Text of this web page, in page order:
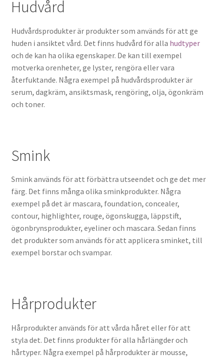
Hudvård
Hudvårdsprodukter är produkter som används för att ge
huden i ansiktet vård. Det finns hudvård för alla hudtyper
och de kan ha olika egenskaper. De kan till exempel
motverka orenheter, ge lyster, rengöra eller vara
återfuktande. Några exempel på hudvårdsprodukter är
serum, dagkräm, ansiktsmask, rengöring, olja, ögonkräm
och toner.
Smink
Smink används för att förbättra utseendet och ge det mer
färg. Det finns många olika sminkprodukter. Några
exempel på det är mascara, foundation, concealer,
contour, highlighter, rouge, ögonskugga, läppstift,
ögonbrynsprodukter, eyeliner och mascara. Sedan finns
det produkter som används för att applicera sminket, till
exempel borstar och svampar.
Hårprodukter
Hårprodukter används för att vårda håret eller för att
styla det. Det finns produkter för alla hårlängder och
hårtyper. Några exempel på hårprodukter är mousse,